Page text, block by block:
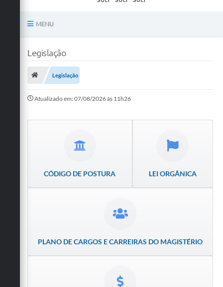
MENU
TRANSPARÊNCIA
Publicações
Formulários
Legislação
Legislação
Atualizado em: 07/08/2026 às 11h26
CÓDIGO DE POSTURA LEI ORGÂNICA
PLANO DE CARGOS E CARREIRAS DO MAGISTÉRIO